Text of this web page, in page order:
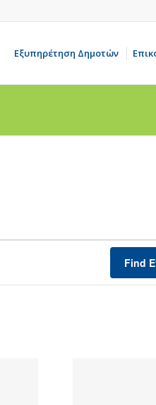
Εξυπηρέτηση Δημοτών
Find